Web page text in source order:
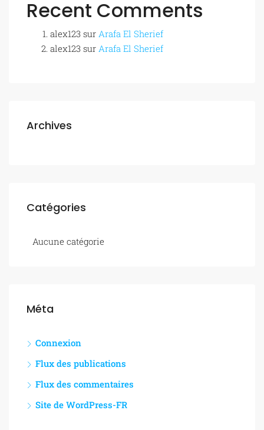
Recent Comments
alex123 sur Arafa El Sherief
alex123 sur Arafa El Sherief
Archives
Catégories
Aucune catégorie
Méta
Connexion
Flux des publications
Flux des commentaires
Site de WordPress-FR